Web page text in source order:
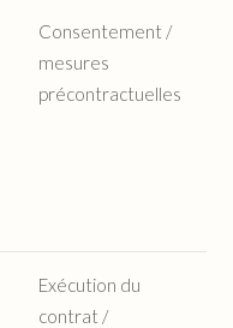
Consentement /
mesures
précontractuelles
Exécution du
contrat /